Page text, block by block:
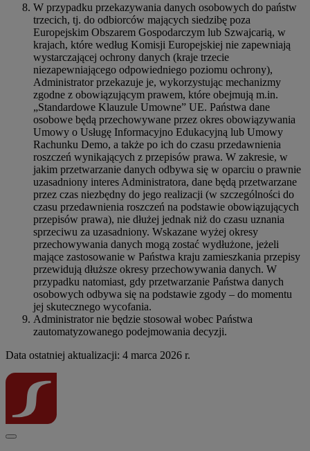
W przypadku przekazywania danych osobowych do państw
trzecich, tj. do odbiorców mających siedzibę poza
Europejskim Obszarem Gospodarczym lub Szwajcarią, w
krajach, które według Komisji Europejskiej nie zapewniają
wystarczającej ochrony danych (kraje trzecie
niezapewniającego odpowiedniego poziomu ochrony),
Administrator przekazuje je, wykorzystując mechanizmy
zgodne z obowiązującym prawem, które obejmują m.in.
„Standardowe Klauzule Umowne” UE. Państwa dane
osobowe będą przechowywane przez okres obowiązywania
Umowy o Usługę Informacyjno Edukacyjną lub Umowy
Rachunku Demo, a także po ich do czasu przedawnienia
roszczeń wynikających z przepisów prawa. W zakresie, w
jakim przetwarzanie danych odbywa się w oparciu o prawnie
uzasadniony interes Administratora, dane będą przetwarzane
przez czas niezbędny do jego realizacji (w szczególności do
czasu przedawnienia roszczeń na podstawie obowiązujących
przepisów prawa), nie dłużej jednak niż do czasu uznania
sprzeciwu za uzasadniony. Wskazane wyżej okresy
przechowywania danych mogą zostać wydłużone, jeżeli
mające zastosowanie w Państwa kraju zamieszkania przepisy
przewidują dłuższe okresy przechowywania danych. W
przypadku natomiast, gdy przetwarzanie Państwa danych
osobowych odbywa się na podstawie zgody – do momentu
jej skutecznego wycofania.
Administrator nie będzie stosował wobec Państwa
zautomatyzowanego podejmowania decyzji.
Data ostatniej aktualizacji: 4 marca 2026 r.